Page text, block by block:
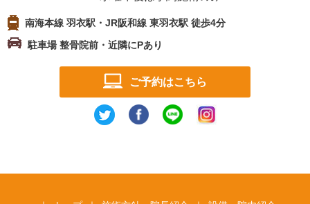
南海本線 羽衣駅・JR阪和線 東羽衣駅 徒歩4分
駐車場 整骨院前・近隣にPあり
ご予約はこちら